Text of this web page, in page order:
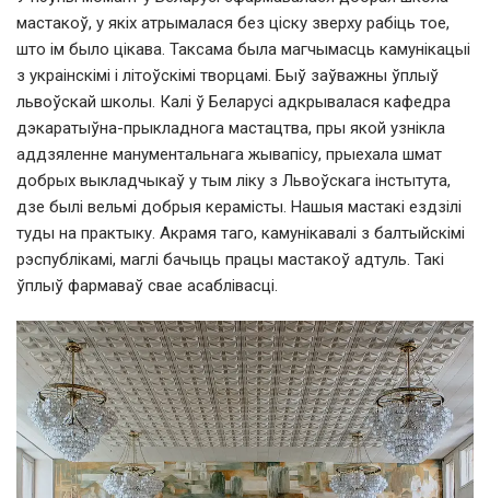
мастакоў, у якіх атрымалася без ціску зверху рабіць тое,
што ім было цікава. Таксама была магчымасць камунікацыі
з украінскімі і літоўскімі творцамі. Быў заўважны ўплыў
львоўскай школы. Калі ў Беларусі адкрывалася кафедра
дэкаратыўна-прыкладнога мастацтва, пры якой узнікла
аддзяленне манументальнага жывапісу, прыехала шмат
добрых выкладчыкаў у тым ліку з Львоўскага інстытута,
дзе былі вельмі добрыя керамісты. Нашыя мастакі ездзілі
туды на практыку. Акрамя таго, камунікавалі з балтыйскімі
рэспублікамі, маглі бачыць працы мастакоў адтуль. Такі
ўплыў фармаваў свае асаблівасці.